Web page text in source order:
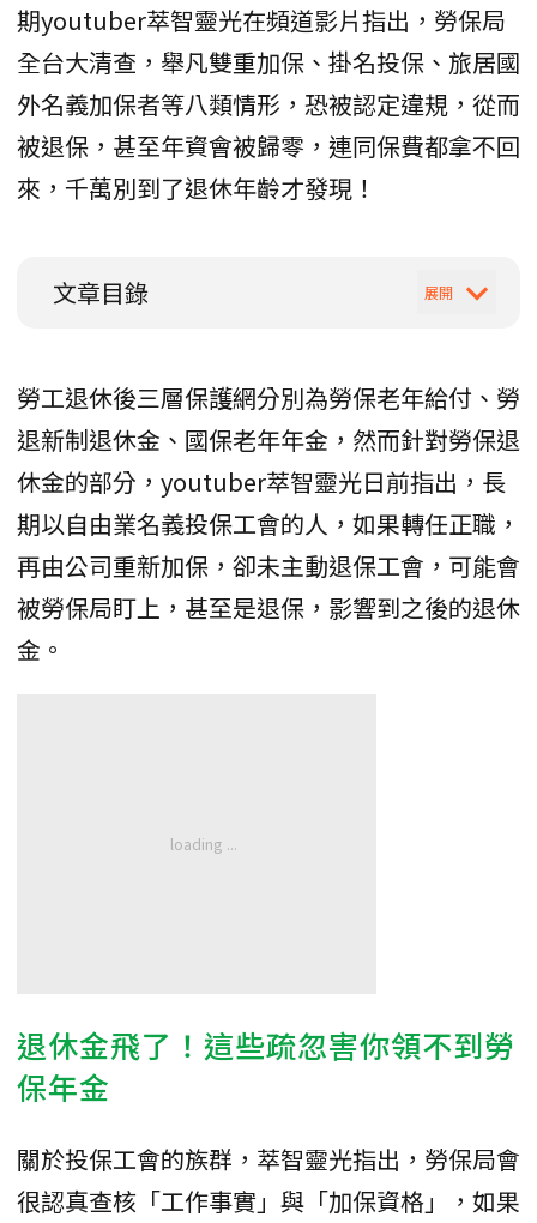
期youtuber萃智靈光在頻道影片指出，勞保局
全台大清查，舉凡雙重加保、掛名投保、旅居國
外名義加保者等八類情形，恐被認定違規，從而
被退保，甚至年資會被歸零，連同保費都拿不回
來，千萬別到了退休年齡才發現！
文章目錄
勞工退休後三層保護網分別為勞保老年給付、勞
退新制退休金、國保老年年金，然而針對勞保退
休金的部分，youtuber萃智靈光日前指出，長
期以自由業名義投保工會的人，如果轉任正職，
再由公司重新加保，卻未主動退保工會，可能會
被勞保局盯上，甚至是退保，影響到之後的退休
金。
退休金飛了！這些疏忽害你領不到勞
保年金
關於投保工會的族群，萃智靈光指出，勞保局會
很認真查核「工作事實」與「加保資格」，如果